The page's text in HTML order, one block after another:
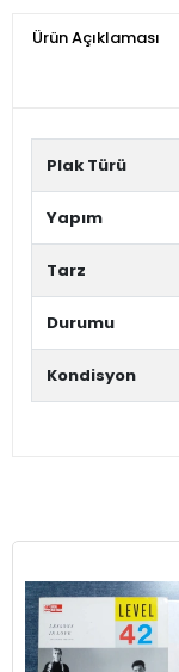
Ürün Açıklaması
Plak Türü
Yapım
Tarz
Durumu
Kondisyon